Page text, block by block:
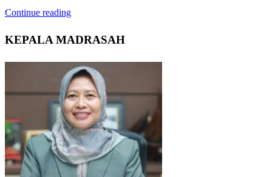
Continue reading
KEPALA MADRASAH